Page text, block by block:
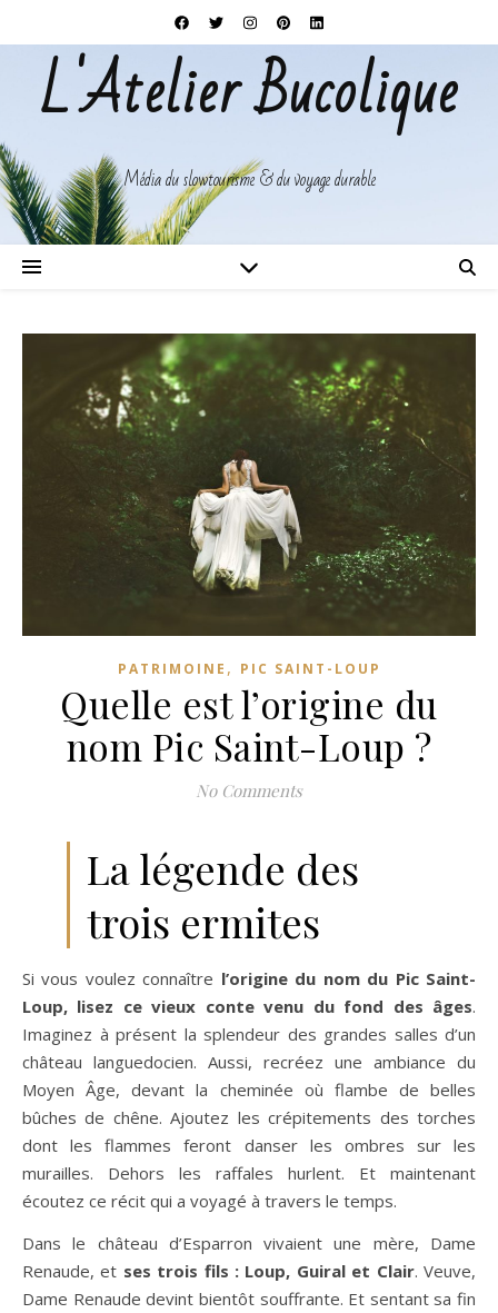
L'Atelier Bucolique
Média du slowtourisme & du voyage durable
PATRIMOINE , PIC SAINT-LOUP
Quelle est l’origine du
nom Pic Saint-Loup ?
No Comments
La légende des
trois ermites
Si vous voulez connaître l’origine du nom du Pic Saint-
Loup, lisez ce vieux conte venu du fond des âges.
Imaginez à présent la splendeur des grandes salles d’un
château languedocien. Aussi, recréez une ambiance du
Moyen Âge, devant la cheminée où flambe de belles
bûches de chêne. Ajoutez les crépitements des torches
dont les flammes feront danser les ombres sur les
murailles. Dehors les raffales hurlent. Et maintenant
écoutez ce récit qui a voyagé à travers le temps.
Dans le château d’Esparron vivaient une mère, Dame
Renaude, et ses trois fils : Loup, Guiral et Clair. Veuve,
Dame Renaude devint bientôt souffrante. Et sentant sa fin